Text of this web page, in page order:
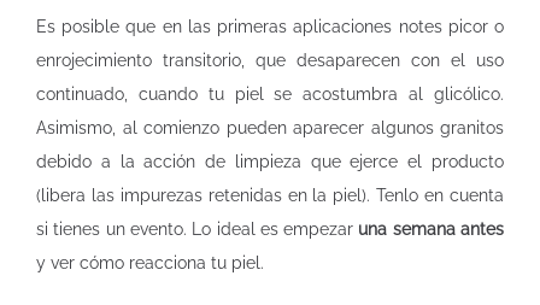
Es posible que en las primeras aplicaciones notes picor o
enrojecimiento transitorio, que desaparecen con el uso
continuado, cuando tu piel se acostumbra al glicólico.
Asimismo, al comienzo pueden aparecer algunos granitos
debido a la acción de limpieza que ejerce el producto
(libera las impurezas retenidas en la piel). Tenlo en cuenta
si tienes un evento. Lo ideal es empezar una semana antes
y ver cómo reacciona tu piel.